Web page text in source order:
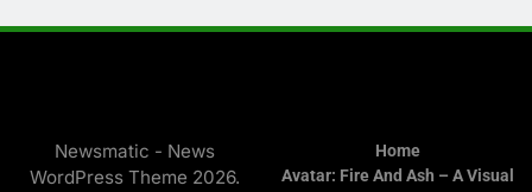
Newsmatic - News
WordPress Theme 2026.
Home
Avatar: Fire And Ash – A Visual